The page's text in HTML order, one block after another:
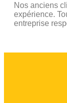
Nos anciens
expérience.
entreprise